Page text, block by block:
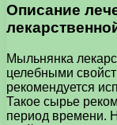
Описание
Мыльнянка
целебными
рекомендуется
Такое сырье
период времени.